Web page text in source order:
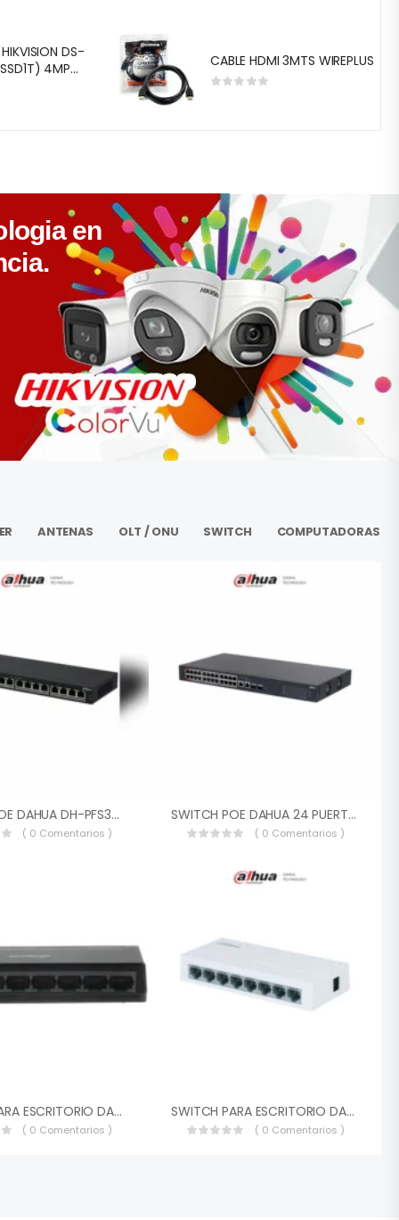
DS-
4MP
1X SSD 1TB
CABLE HDMI 3MTS WIREPLUS
en
ANTENAS OLT / ONU SWITCH COMPUTADORAS
SWITCH POE DAHUA DH-PFS3016-16GT-190 GIGABIT DE 16 PUERTOS POE GIGABIT 190 WATTS TOTALES LOS 2 PUERTOS SOPORTAN HI-POE ESTANDAR SWITCHING 32 GBPS DH-PFS3016-16GT-190
( 0 Comentarios )
SWITCH POE DAHUA 24 PUERTOS POE ETHERNET DH-PFS4226-24ET-240 POE WATCHDOG 2X SFP 1.25GB CAPA 2 ADMINISTRABLE 90W IEEE802.3BT DH-PFS4226-24ET-240
( 0 Comentarios )
SWITCH PARA ESCRITORIO DAHUA 8 PUERTOS GIGABIT ETHERNET 10/100/1000MB DH-PFS3008-8GT-L CAPA 2 SWITCHING 16 GBPS DISEÑO COMPACT PFS3008-8GT-L
( 0 Comentarios )
SWITCH PARA ESCRITORIO DAHUA 8 PUERTOS ETHERNET 10/100MB DH-PFS-3008-ET-L CAPA 2 SWITCHING DISEÑO COMPACTO DH-PFS-3008-ET-L
( 0 Comentarios )